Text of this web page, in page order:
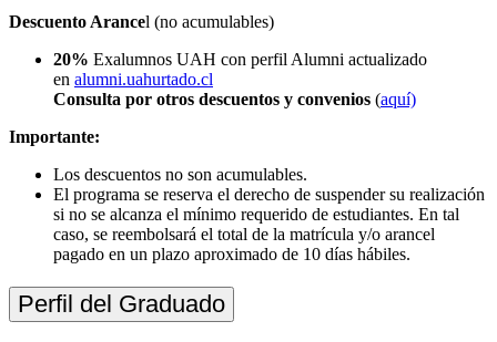
Descuento Arancel (no acumulables)
20% Exalumnos UAH con perfil Alumni actualizado
en alumni.uahurtado.cl
Consulta por otros descuentos y convenios (aquí)
Importante:
Los descuentos no son acumulables.
El programa se reserva el derecho de suspender su realización
si no se alcanza el mínimo requerido de estudiantes. En tal
caso, se reembolsará el total de la matrícula y/o arancel
pagado en un plazo aproximado de 10 días hábiles.
Perfil del Graduado